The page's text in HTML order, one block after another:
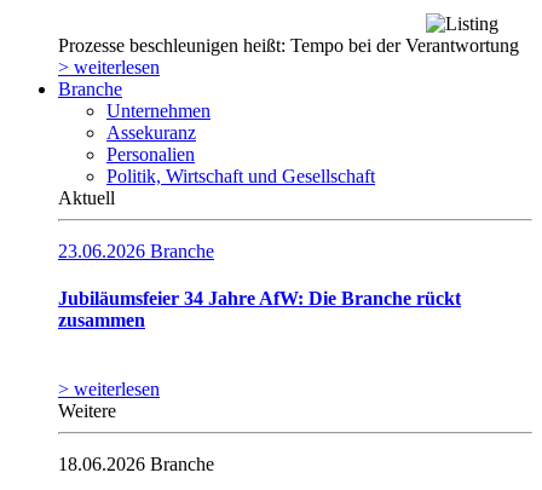
Prozesse beschleunigen heißt: Tempo bei der Verantwortung
> weiterlesen
Branche
Unternehmen
Assekuranz
Personalien
Politik, Wirtschaft und Gesellschaft
Aktuell
23.06.2026 Branche
Jubiläumsfeier 34 Jahre AfW: Die Branche rückt
zusammen
> weiterlesen
Weitere
18.06.2026 Branche